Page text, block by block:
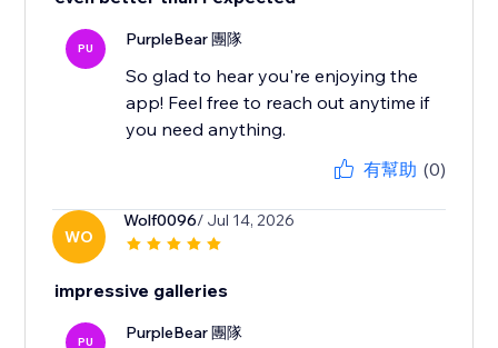
PU PurpleBear 團隊
So glad to hear you're enjoying the
app! Feel free to reach out anytime if
you need anything.
有幫助 (0)
WO
Wolf0096/ Jul 14, 2026
impressive galleries
PU PurpleBear 團隊